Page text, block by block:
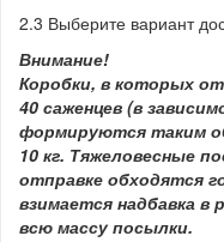
2.3 Выберите вариант
Внимание!
Коробки, в которых
40 саженцев (в
формируются таким
10 кг. Тяжеловесные
отправке обходятся
взимается надбавка в
всю массу посылки.